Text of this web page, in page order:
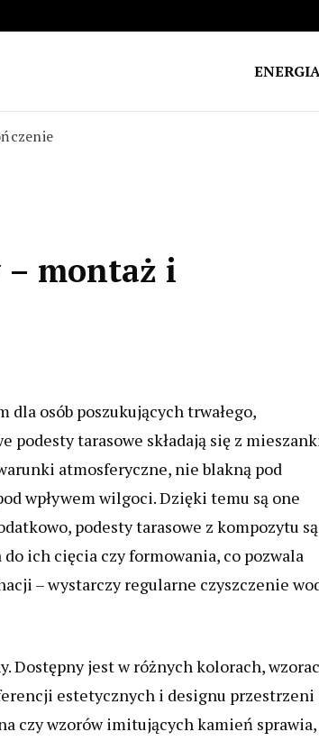
– montaż i
osób poszukujących trwałego,
podesty tarasowe składają się z
atmosferyczne, nie blakną pod
wpływem wilgoci. Dzięki temu są one
podesty tarasowe z kompozytu są
ich cięcia czy formowania, co pozwala
– wystarczy regularne czyszczenie
Dostępny jest w różnych kolorach,
estetycznych i designu przestrzeni
czy wzorów imitujących kamień sprawia,